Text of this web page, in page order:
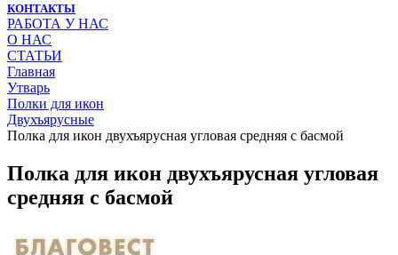
КОНТАКТЫ
РАБОТА У НАС
О НАС
СТАТЬИ
Главная
Утварь
Полки для икон
Двухъярусные
Полка для икон двухъярусная угловая средняя с басмой
Полка для икон двухъярусная угловая
средняя с басмой